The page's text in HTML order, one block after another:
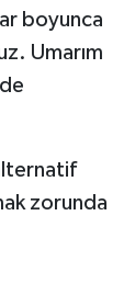
boyunca
Umarım
zorunda